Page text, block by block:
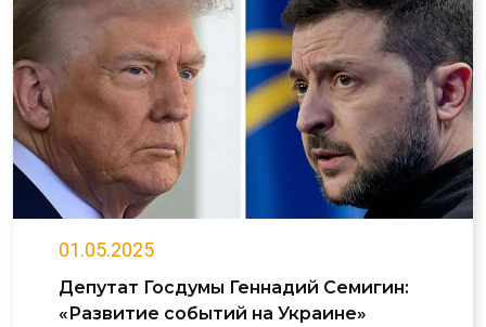
01.05.2025
Депутат Госдумы Геннадий Семигин:
«Развитие событий на Украине»